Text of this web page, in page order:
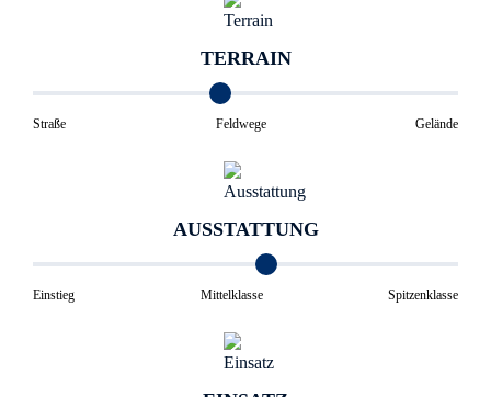
TERRAIN
Straße Feldwege Gelände
AUSSTATTUNG
Einstieg Mittelklasse Spitzenklasse